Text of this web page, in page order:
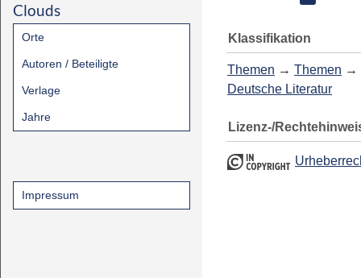
Clouds
Orte
Autoren / Beteiligte
Verlage
Jahre
Impressum
Klassifikation
Themen → Themen →
Deutsche Literatur
Lizenz-/